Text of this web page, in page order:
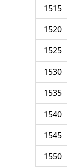
1515
1520
1525
1530
1535
1540
1545
1550